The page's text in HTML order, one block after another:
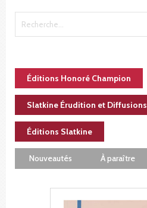
Éditions Honoré Champion
Slatkine Érudition et Diffusions
Éditions Slatkine
Nouveautés À paraître